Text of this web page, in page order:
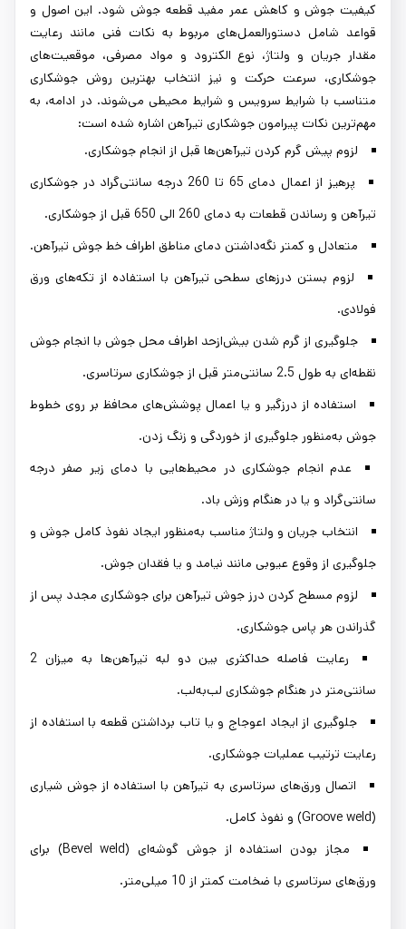
کیفیت جوش و کاهش عمر مفید قطعه جوش شود. این اصول و
قواعد شامل دستورالعمل‌های مربوط به نکات فنی مانند رعایت
مقدار جریان و ولتاژ، نوع الکترود و مواد مصرفی، موقعیت‌های
جوشکاری، سرعت حرکت و نیز انتخاب بهترین روش جوشکاری
متناسب با شرایط سرویس و شرایط محیطی می‌شوند. در ادامه، به
مهم‌ترین نکات پیرامون جوشکاری تیرآهن اشاره شده است:
لزوم پیش گرم کردن تیرآهن‌ها قبل از انجام جوشکاری.
پرهیز از اعمال دمای 65 تا 260 درجه سانتی‌گراد در جوشکاری
تیرآهن و رساندن قطعات به دمای 260 الی 650 قبل از جوشکاری.
متعادل و کمتر نگه‌داشتن دمای مناطق اطراف خط جوش تیرآهن.
لزوم بستن درزهای سطحی تیرآهن با استفاده از تکه‌های ورق
فولادی.
جلوگیری از گرم شدن بیش‌ازحد اطراف محل جوش با انجام جوش
نقطه‌ای به طول 2.5 سانتی‌متر قبل از جوشکاری سرتاسری.
استفاده از درزگیر و یا اعمال پوشش‌های محافظ بر روی خطوط
جوش به‌منظور جلوگیری از خوردگی و زنگ زدن.
عدم انجام جوشکاری در محیط‌هایی با دمای زیر صفر درجه
سانتی‌گراد و یا در هنگام وزش باد.
انتخاب جریان و ولتاژ مناسب به‌منظور ایجاد نفوذ کامل جوش و
جلوگیری از وقوع عیوبی مانند نیامد و یا فقدان جوش.
لزوم مسطح کردن درز جوش تیرآهن برای جوشکاری مجدد پس از
گذراندن هر پاس جوشکاری.
رعایت فاصله حداکثری بین دو لبه تیرآهن‌ها به میزان 2
سانتی‌متر در هنگام جوشکاری لب‌به‌لب.
جلوگیری از ایجاد اعوجاج و یا تاب برداشتن قطعه با استفاده از
رعایت ترتیب عملیات جوشکاری.
اتصال ورق‌های سرتاسری به تیرآهن با استفاده از جوش شیاری
(Groove weld) و نفوذ کامل.
مجاز بودن استفاده از جوش گوشه‌ای (Bevel weld) برای
ورق‌های سرتاسری با ضخامت کمتر از 10 میلی‌متر.